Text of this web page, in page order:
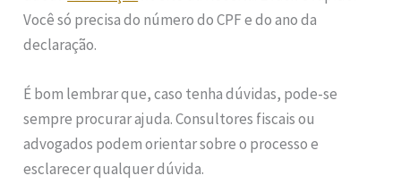
Você só precisa do número do CPF e do ano da
declaração.
É bom lembrar que, caso tenha dúvidas, pode-se
sempre procurar ajuda. Consultores fiscais ou
advogados podem orientar sobre o processo e
esclarecer qualquer dúvida.